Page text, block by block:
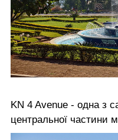
KN 4 Avenue - одна з
центральної частини